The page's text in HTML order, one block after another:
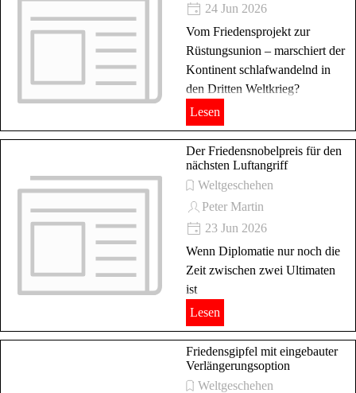
24 Jun 2026
Vom Friedensprojekt zur
Rüstungsunion – marschiert der
Kontinent schlafwandelnd in
den Dritten Weltkrieg?
Lesen
Der Friedensnobelpreis für den
nächsten Luftangriff
Weltgeschehen
Peter Martin
23 Jun 2026
Wenn Diplomatie nur noch die
Zeit zwischen zwei Ultimaten
ist
Lesen
Friedensgipfel mit eingebauter
Verlängerungsoption
Weltgeschehen